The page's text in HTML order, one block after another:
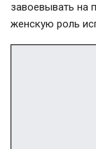
завоевывать на
женскую роль